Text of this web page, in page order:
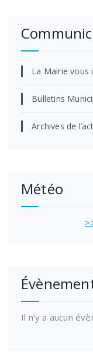
La Mairie vous
Bulletins
Archives de
Météo
Il n’y a aucun